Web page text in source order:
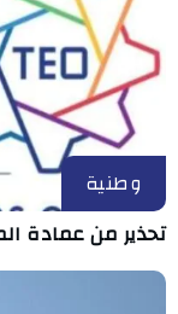
وطنية
تحذير من عمادة